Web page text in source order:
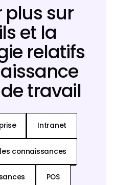
plus sur
et la
relatifs
travail
Intranet
connaissances
POS